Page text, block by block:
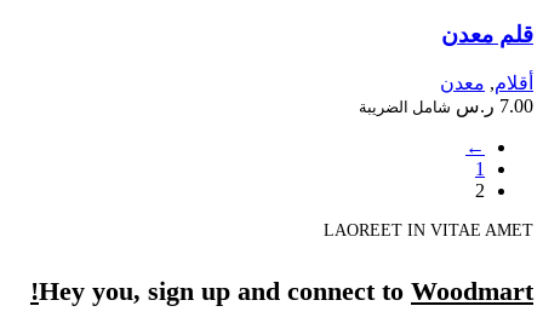
قلم معدن
أقلام, معدن
7.00 ر.س شامل الضريبة
←
1
2
LAOREET IN VITAE AMET
Hey you, sign up and connect to Woodmart!